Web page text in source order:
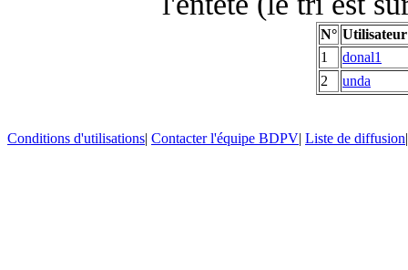
N° Utilisateur
1
donal1
2
unda
Conditions d'utilisations| Contacter l'équipe BDPV| Liste de diffusion